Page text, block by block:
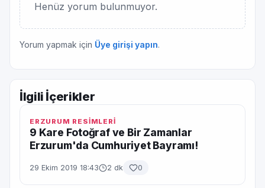
Henüz yorum bulunmuyor.
Yorum yapmak için Üye girişi yapın.
İlgili İçerikler
ERZURUM RESİMLERİ
9 Kare Fotoğraf ve Bir Zamanlar
Erzurum'da Cumhuriyet Bayramı!
29 Ekim 2019 18:43 2 dk 0